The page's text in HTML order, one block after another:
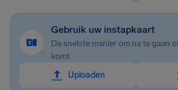
Gebruik uw instapkaart
De snelste manier om na te gaan
komt
Uploaden